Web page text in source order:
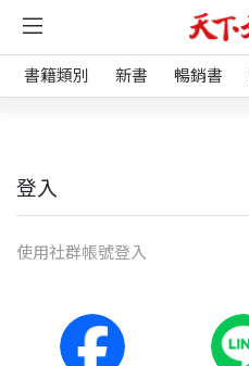
書籍類別 新書 暢銷書
登入
使⽤社群帳號登入